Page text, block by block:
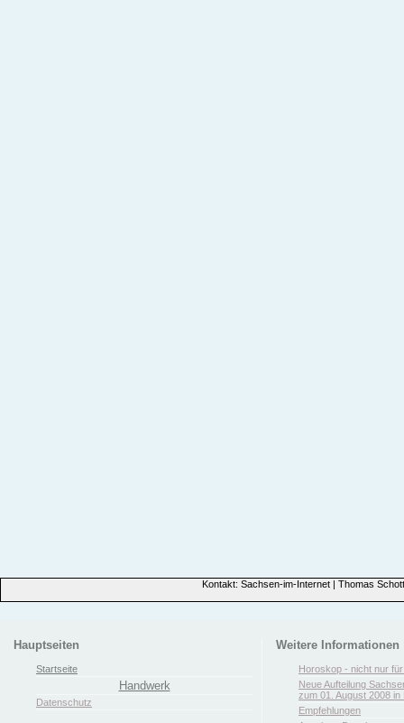
Kontakt: Sachsen-im-Internet | Thomas
Hauptseiten
Startseite
Handwerk
Datenschutz
Weitere Informationen
Horoskop - nicht nur
Neue Aufteilung
zum 01. August 2008 in
Empfehlungen